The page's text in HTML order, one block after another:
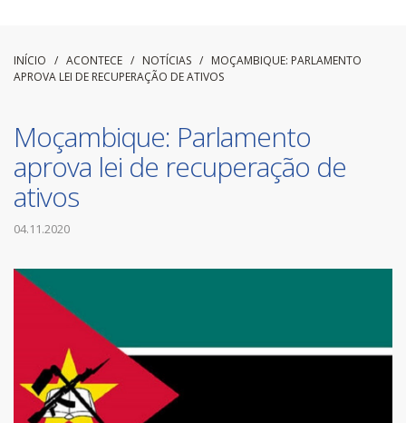
INÍCIO / ACONTECE / NOTÍCIAS / MOÇAMBIQUE: PARLAMENTO
APROVA LEI DE RECUPERAÇÃO DE ATIVOS
Moçambique: Parlamento
aprova lei de recuperação de
ativos
04.11.2020